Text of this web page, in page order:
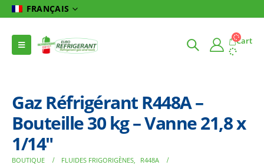
FRANÇAIS
Cart
Gaz Réfrigérant R448A –
Bouteille 30 kg – Vanne 21,8 x
1/14″
BOUTIQUE FLUIDES FRIGORIGÈNES,
R448A